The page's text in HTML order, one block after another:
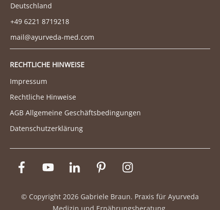
Deutschland
+49 6221 8719218
mail@ayurveda-med.com
RECHTLICHE HINWEISE
Impressum
Rechtliche Hinweise
AGB Allgemeine Geschäftsbedingungen
Datenschutzerklärung
© Copyright 2026 Gabriele Braun. Praxis für Ayurveda